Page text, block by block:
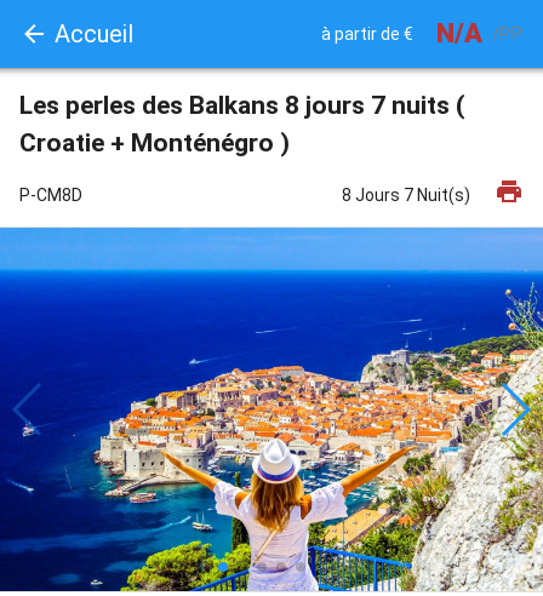
Accueil à partir de € N/A /P.P.
Les perles des Balkans 8 jours 7 nuits (
Croatie + Monténégro )
P-CM8D print
8 Jours 7 Nuit(s)